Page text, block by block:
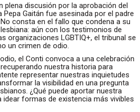
plena discusión por la aprobación del
Gaitán fue asesinada por el padre
consta en el fallo que condena a su
aún con los testimonios de
organizaciones LGBTIQ+, el tribunal se
un crimen de odio.
el Conti convoca a una celebración
nuestra historia para
representar nuestras inquietudes
la visibilidad en una pregunta
¿Qué puede aportar nuestra
idear formas de existencia más vivibles